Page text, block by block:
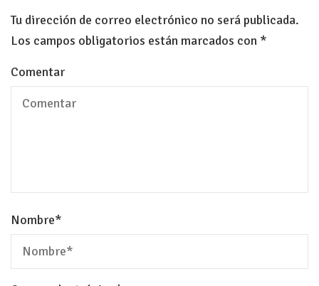
Tu dirección de correo electrónico no será publicada.
Los campos obligatorios están marcados con *
Comentar
Nombre*